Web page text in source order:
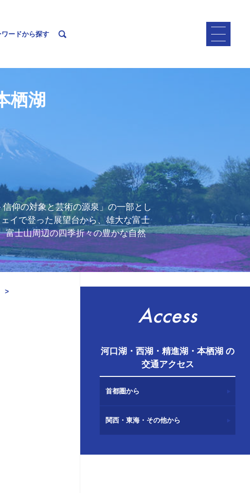
ワードから探す
栖湖
仰の対象と芸術の源泉」の一部とし
イで登った展望台から、雄大な富士
富士山周辺の四季折々の豊かな自然
Access
河口湖・西湖・精進湖・本栖湖 の
交通アクセス
首都圏から
関西・東海・その他から